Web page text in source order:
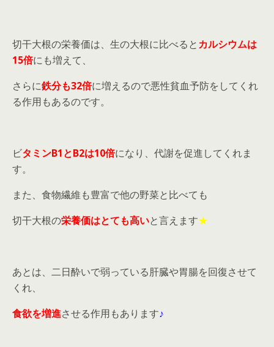
切干大根の栄養価は、生の大根に比べるとカルシウムは
15倍にも増えて、
さらに鉄分も32倍に増えるので悪性貧血予防をしてくれ
る作用もあるのです。
ビタミンB1とB2は10倍になり、代謝を促進してくれま
す。
また、食物繊維も豊富で他の野菜と比べても
切干大根の栄養価はとても高いと言えます★
あとは、二日酔いで弱っている肝臓や胃腸を回復させて
くれ、
食欲を増進させる作用もあります♪